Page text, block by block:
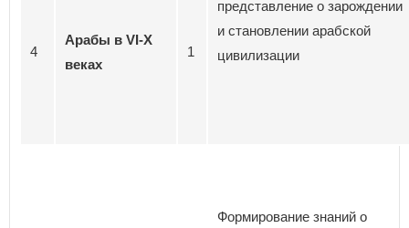
4
Арабы в VІ-Х
веках
1
представление о зарождении
и становлении арабской
цивилизации
Формирование знаний о